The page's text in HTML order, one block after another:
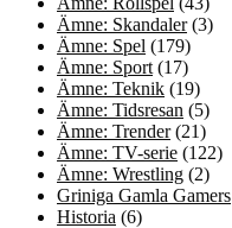
Ämne: Skandaler(3)
Ämne: Spel (179)
Ämne: Sport (17)
Ämne: Teknik (19)
Ämne: Tidsresan (5)
Ämne: Trender(21)
Ämne: TV-serie (122)
Ämne: Wrestling (2)
Griniga Gamla Gamers
Historia (6)